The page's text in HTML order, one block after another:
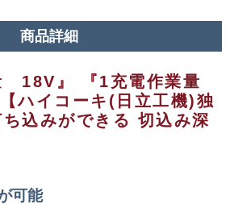
商品詳細
18V』 『1充電作業量
ハイコーキ(日立工機)独
込みができる 切込み深
可能